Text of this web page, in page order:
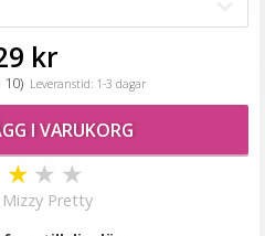
VÄLJkr
10)Leveranstid: 1-3 dagar
I VARUKORG
★ ★ ★
Pretty